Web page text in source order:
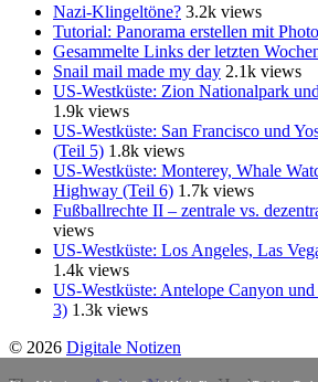
Nazi-Klingeltöne? 3.2k views
Tutorial: Panorama erstellen mit
Gesammelte Links der letzten
Snail mail made my day 2.1k views
US-Westküste: Zion Nationalpark
1.9k views
US-Westküste: San Francisco und
(Teil 5) 1.8k views
US-Westküste: Monterey, Whale
Highway (Teil 6) 1.7k views
Fußballrechte II – zentrale vs.
views
US-Westküste: Los Angeles, Las
1.4k views
US-Westküste: Antelope Canyon
3) 1.3k views
© 2026 Digitale Notizen